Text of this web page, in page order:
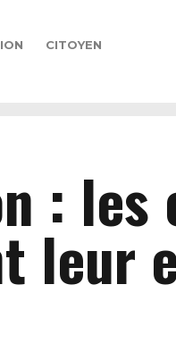
CITOYEN
: les
leur